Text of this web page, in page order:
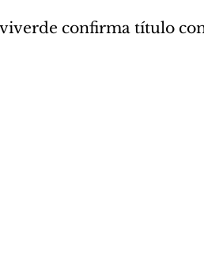
confirma título